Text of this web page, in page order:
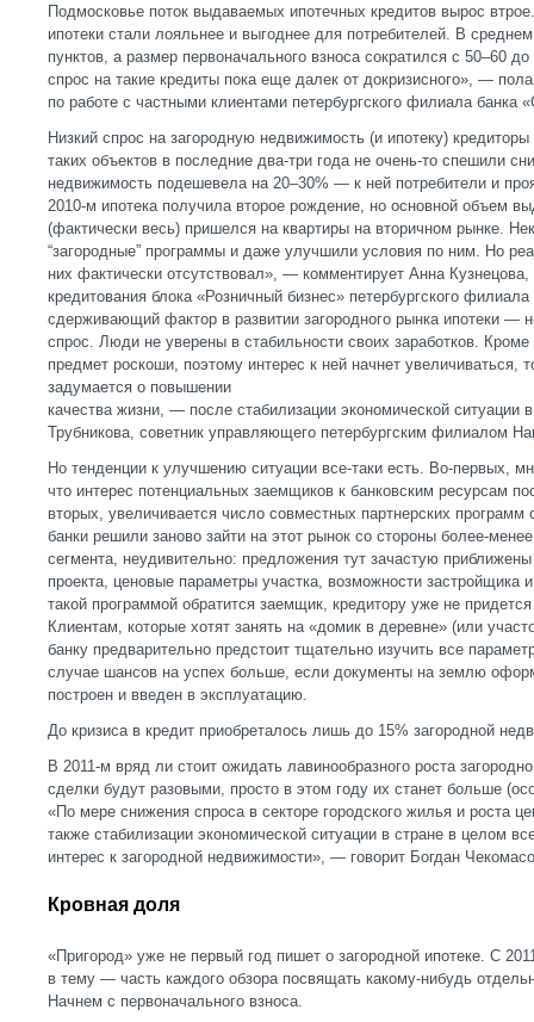
Подмосковье поток выдаваемых ипотечных кредитов вырос
ипотеки стали лояльнее и выгоднее для потребителей. В
пунктов, а размер первоначального взноса сократился с 50–60
спрос на такие кредиты пока еще далек от докризисного», —
по работе с частными клиентами петербургского филиала банка
Низкий спрос на загородную недвижимость (и ипотеку)
таких объектов в последние два-три года не очень-то спешили
недвижимость подешевела на 20–30% — к ней потребители и
2010-м ипотека получила второе рождение, но основной объем
(фактически весь) пришелся на квартиры на вторичном рынке.
“загородные” программы и даже улучшили условия по ним. Но
них фактически отсутствовал», — комментирует Анна Кузнецова,
кредитования блока «Розничный бизнес» петербургского
сдерживающий фактор в развитии загородного рынка ипотеки —
спрос. Люди не уверены в стабильности своих заработков.
предмет роскоши, поэтому интерес к ней начнет увеличиваться,
задумается о повышении
качества жизни, — после стабилизации экономической
Трубникова, советник управляющего петербургским филиалом
Но тенденции к улучшению ситуации все-таки есть. Во-первых,
что интерес потенциальных заемщиков к банковским ресурсам
вторых, увеличивается число совместных партнерских программ
банки решили заново зайти на этот рынок со стороны более-
сегмента, неудивительно: предложения тут зачастую
проекта, ценовые параметры участка, возможности застройщика
такой программой обратится заемщик, кредитору уже не
Клиентам, которые хотят занять на «домик в деревне» (или
банку предварительно предстоит тщательно изучить все
случае шансов на успех больше, если документы на землю
построен и введен в эксплуатацию.
До кризиса в кредит приобреталось лишь до 15% загородной
В 2011-м вряд ли стоит ожидать лавинообразного роста
сделки будут разовыми, просто в этом году их станет больше
«По мере снижения спроса в секторе городского жилья и роста
также стабилизации экономической ситуации в стране в целом
интерес к загородной недвижимости», — говорит Богдан
Кровная доля
«Пригород» уже не первый год пишет о загородной ипотеке. С
в тему — часть каждого обзора посвящать какому-нибудь
Начнем с первоначального взноса.